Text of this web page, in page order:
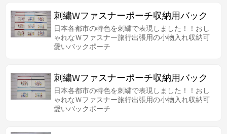
刺繍Wファスナーポーチ収納用バック
日本各都市の特色を刺繍で表現しました！！おし
ゃれなＷファスナー旅行出張用の小物入れ収納可
愛いバックポーチ
刺繍Wファスナーポーチ収納用バック
日本各都市の特色を刺繍で表現しました！！おし
ゃれなＷファスナー旅行出張用の小物入れ収納可
愛いバックポーチ